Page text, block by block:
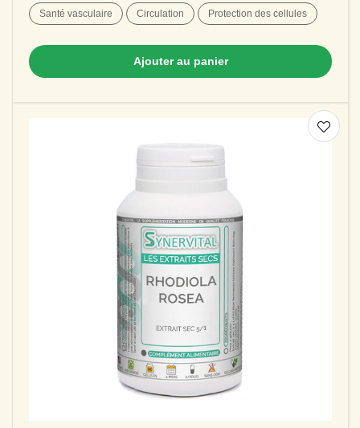
Santé vasculaire Circulation Protection des cellules
Ajouter au panier